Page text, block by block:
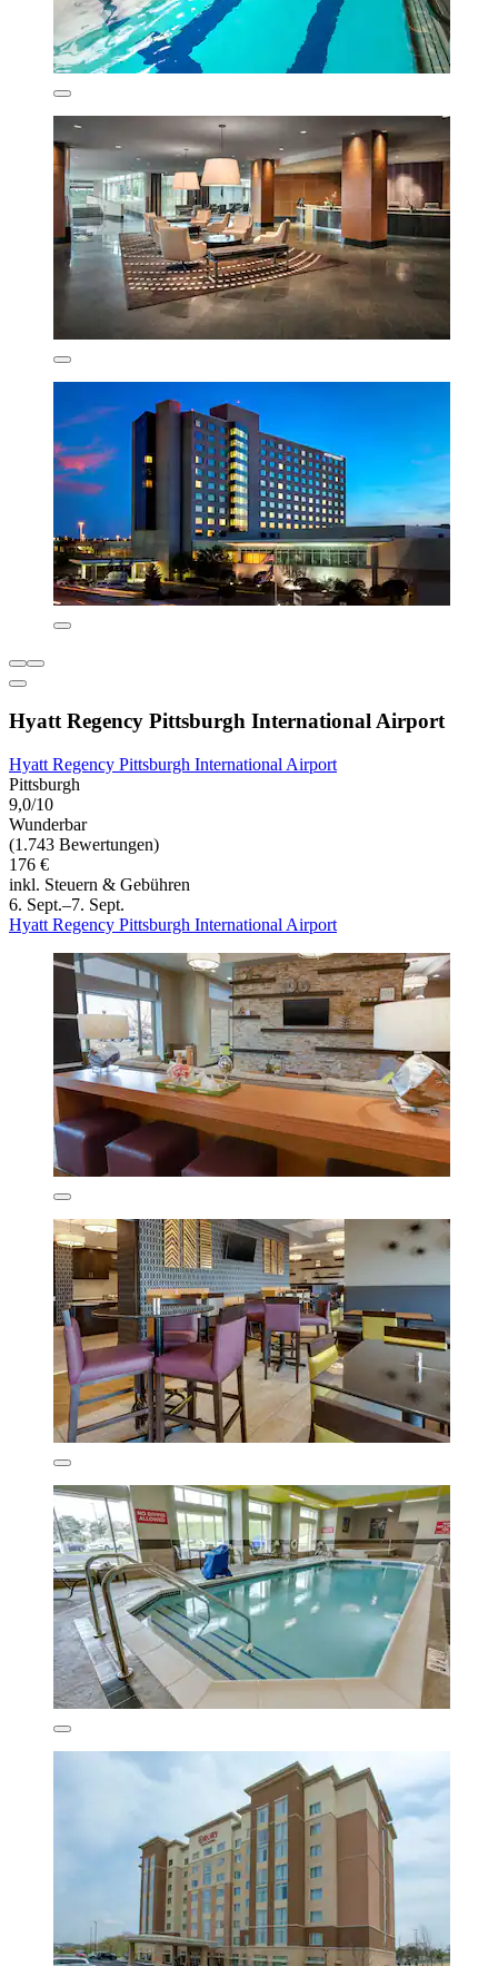
Hyatt Regency Pittsburgh International Airport
Hyatt Regency Pittsburgh International Airport
Pittsburgh
9,0/10
Wunderbar
(1.743 Bewertungen)
176 €
inkl. Steuern & Gebühren
6. Sept.–7. Sept.
Hyatt Regency Pittsburgh International Airport